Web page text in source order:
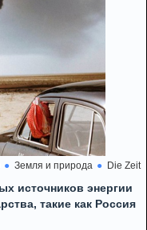
Земля и природа Die Zeit
источников энергии
такие как Россия